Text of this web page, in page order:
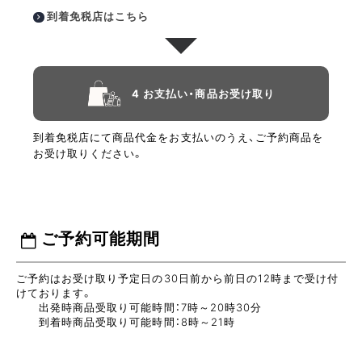
到着免税店はこちら
4 お支払い・商品お受け取り
到着免税店にて商品代金をお支払いのうえ、ご予約商品を
お受け取りください。
ご予約可能期間
ご予約はお受け取り予定日の30日前から前日の12時まで受け付
けております。
出発時商品受取り可能時間：7時～20時30分
到着時商品受取り可能時間：8時～21時